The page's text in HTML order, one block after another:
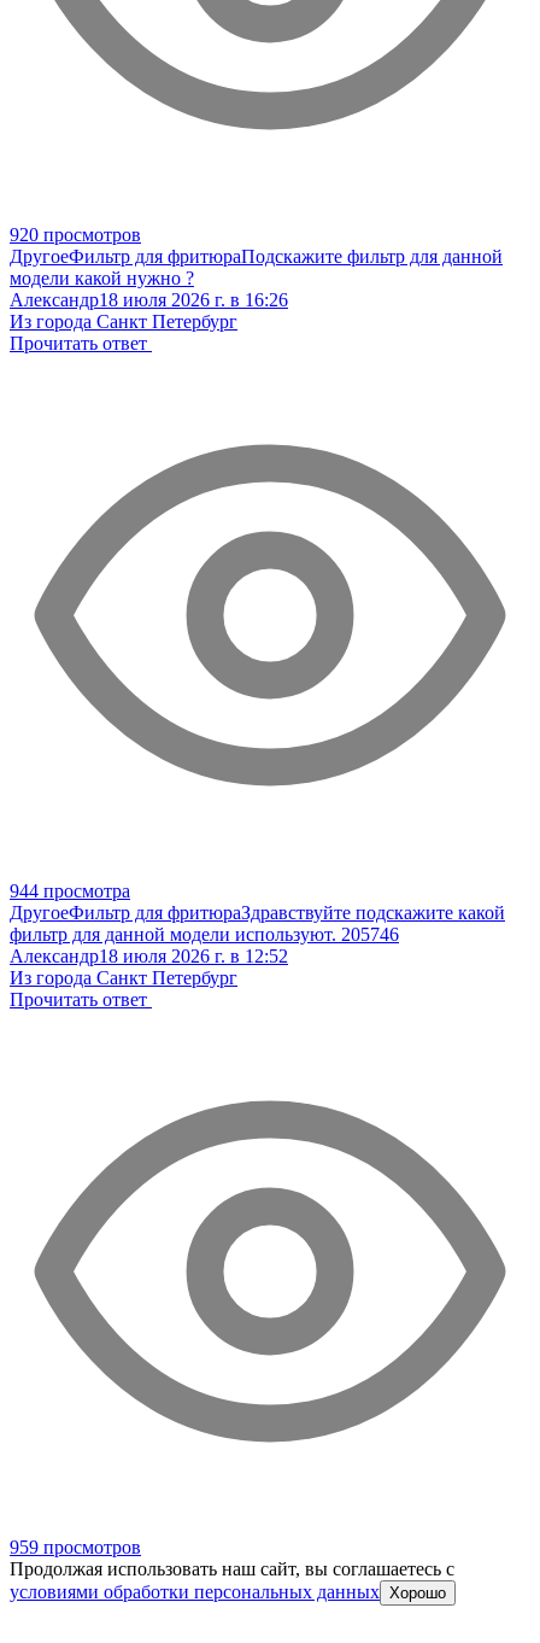
920 просмотров
ДругоеФильтр для фритюраПодскажите фильтр для данной
модели какой нужно ?
Александр18 июля 2026 г. в 16:26
Из города Санкт Петербург
Прочитать ответ
944 просмотра
ДругоеФильтр для фритюраЗдравствуйте подскажите какой
фильтр для данной модели используют. 205746
Александр18 июля 2026 г. в 12:52
Из города Санкт Петербург
Прочитать ответ
959 просмотров
Продолжая использовать наш сайт, вы соглашаетесь c
условиями обработки персональных данных Хорошо